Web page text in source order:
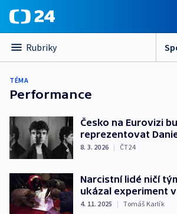
Rubriky
TÉMA
Performance
Česko na Eurovizi
reprezentovat
8. 3. 2026 | ČT24
Narcistní lidé ničí
ukázal experiment
4. 11. 2025 | Tomáš Karlík